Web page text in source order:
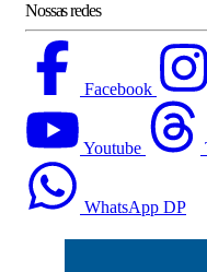
Nossas redes
Facebook
Youtube
WhatsApp DP